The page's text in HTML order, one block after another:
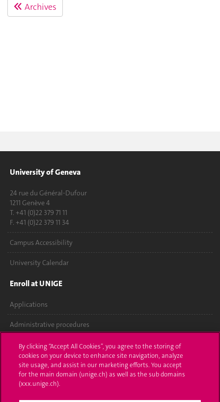
Archives
University of Geneva
24 rue du Général-Dufour
1211 Genève 4
T. +41 (0)22 379 71 11
F. +41 (0)22 379 11 34
Campus Accessibility
University Calendar
Enroll at UNIGE
Applications
Administrative procedures
Ask a question
Contact
Media
By clicking “Accept All Cookies”, you agree to the storing of
cookies on your device to enhance site navigation, analyze
site usage, and assist in our marketing efforts. You accept
for the main domain (unige.ch) as well as the sub domains
(xxx.unige.ch).